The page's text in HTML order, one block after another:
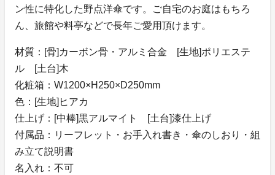
ン性に特化した野点洋傘です。ご自宅のお庭はもちろ
ん、旅館や料亭などで長年ご愛用頂けます。
材質：[骨]カーボン骨・アルミ合金 [生地]ポリエステ
ル [土台]木
化粧箱：W1200×H250×D250mm
色：[生地]ヒアカ
仕上げ：[中棒]黒アルマイト [土台]漆仕上げ
付属品：リーフレット・お手入れ書き・傘のしおり・組
み立て説明書
名入れ：不可